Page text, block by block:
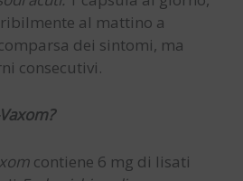
al mattino a
dei sintomi, ma
consecutivi.
contiene 6 mg di lisati